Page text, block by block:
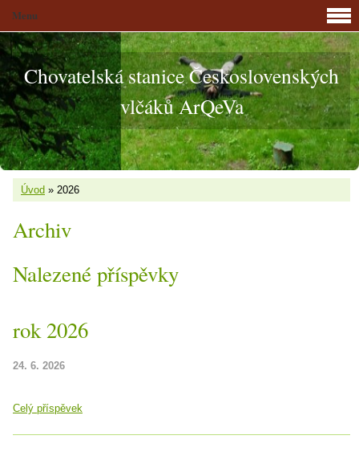
Chovatelská stanice Československých
vlčáků ArQeVa
Úvod » 2026
Archiv
Nalezené příspěvky
rok 2026
24. 6. 2026
Celý příspěvek
Menu